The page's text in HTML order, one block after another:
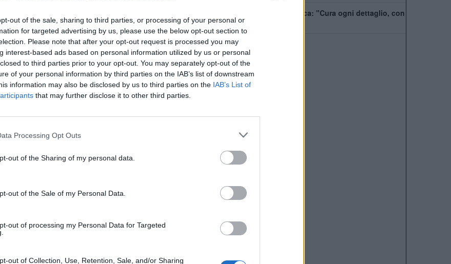
out of the sale, sharing to third parties, or processing of your personal or
for targeted advertising by us, please use the below opt-out section to
Please note that after your opt-out request is processed you may
interest-based ads based on personal information utilized by us or personal
to third parties prior to your opt-out. You may separately opt-out of the
of your personal information by third parties on the IAB’s list of downstream
information may also be disclosed by us to third parties on the IAB’s List of
that may further disclose it to other third parties.
Processing Opt Outs
out of the Sharing of my personal data.
out of the Sale of my Personal Data.
out of processing my Personal Data for Targeted
out of Collection, Use, Retention, Sale, and/or Sharing
secondo quanto riportato da ha infatti raggiunto un
Foden incorona Maresca: "Cura ogni dettaglio, con
lui tornerò al top"